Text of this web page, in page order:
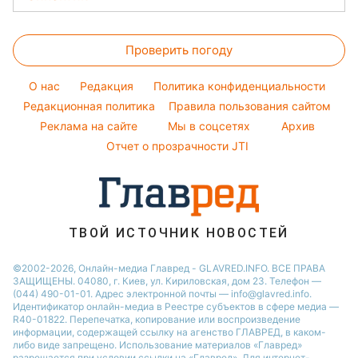
Виталий Козловский
София Ротару
Новости Тернополя
Новости Житомира
Новости Одессы
Новости Харькова
Новости Полтавы
Новости Сум
Простые блюда
Легкие десерты
Праздничное меню
Тесты по картинке
Оптические иллюзии
Народные приметы
Все о шоу-бизнесе
Магнитные бури
Погода на сегодня
Погода на завтра
Пылевая буря
Проверить погоду
O нас Редакция
Политика конфиденциальности
Редакционная политика
Правила пользования сайтом
Реклама на сайте
Мы в соцсетях
Архив
Отчет о прозрачности JTI
ТВОЙ ИСТОЧНИК НОВОСТЕЙ
©2002-2026, Онлайн-медиа Главред - GLAVRED.INFO. ВСЕ ПРАВА
ЗАЩИЩЕНЫ. 04080, г. Киев, ул. Кириловская, дом 23. Телефон —
(044) 490-01-01. Адрес электронной почты — info@glavred.info.
Идентификатор онлайн-медиа в Реестре cубъектов в сфере медиа —
R40-01822. Перепечатка, копирование или воспроизведение
информации, содержащей ссылку на агенство ГЛАВРЕД, в каком-
либо виде запрещено. Использование материалов «Главред»